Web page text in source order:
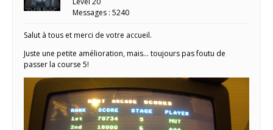
Messages : 5240
Salut à tous et merci de votre accueil.
Juste une petite amélioration, mais… toujours pas foutu de
passer la course 5!